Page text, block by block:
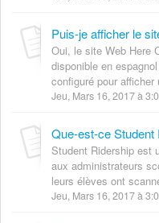
Oui, le site Web Here
disponible en
configuré pour
Jeu, Mars 16, 2017 à
Que-est-ce Student
Student Ridership est
aux administrateurs
leurs élèves ont
Jeu, Mars 16, 2017 à